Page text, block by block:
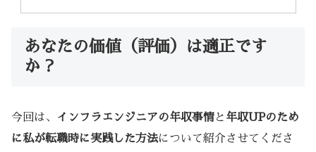
あなたの価値（評価）は適正です
か？
今回は、 インフラエンジニアの年収事情と 年収UPのため
に私が転職時に実践した方法について紹介させてくださ